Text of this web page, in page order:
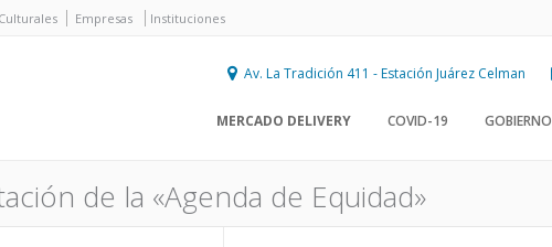
Empresas Instituciones
Av. La Tradición 411 - Estación Juárez Celman
MERCADO DELIVERY COVID-19 GOBIERNO
de la «Agenda de Equidad»